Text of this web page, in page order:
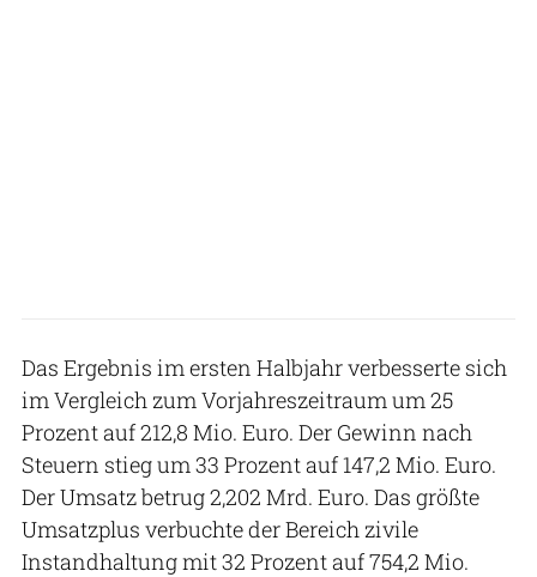
Das Ergebnis im ersten Halbjahr verbesserte sich
im Vergleich zum Vorjahreszeitraum um 25
Prozent auf 212,8 Mio. Euro. Der Gewinn nach
Steuern stieg um 33 Prozent auf 147,2 Mio. Euro.
Der Umsatz betrug 2,202 Mrd. Euro. Das größte
Umsatzplus verbuchte der Bereich zivile
Instandhaltung mit 32 Prozent auf 754,2 Mio.